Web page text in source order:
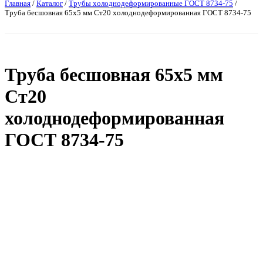
Главная / Каталог / Трубы холоднодеформированные ГОСТ 8734-75 /
Труба бесшовная 65х5 мм Ст20 холоднодеформированная ГОСТ 8734-75
Труба бесшовная 65х5 мм
Ст20
холоднодеформированная
ГОСТ 8734-75